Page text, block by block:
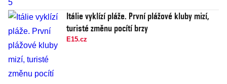
Itálie vyklízí pláže. První plážové kluby mizí,
turisté změnu pocítí brzy
E15.cz